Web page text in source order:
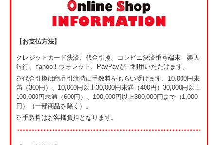
【お支払方法】
クレジットカード決済、代金引換、コンビニ決済番号端末、楽天
銀行、Yahoo！ウォレット、PayPayがご利用いただけます。
※代金引換は商品引渡時に手数料をもらい受けます。10,000円未
満（300円）、10,000円以上30,000円未満（400円）30,000円以上
100,000円未満（600円）、100,000円以上300,000円まで（1,000
円）（一部商品を除く）。
※手数料はお客様負担となります。